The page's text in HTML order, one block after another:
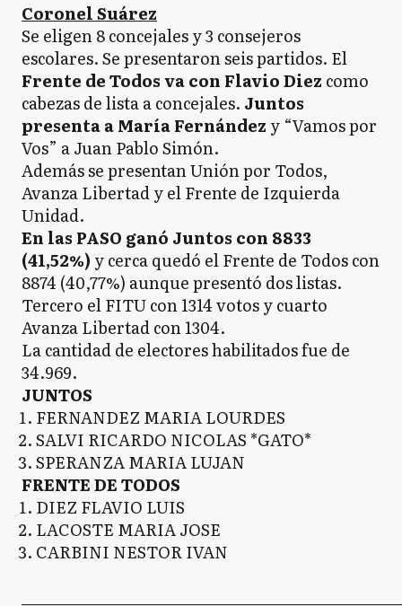
Coronel Suárez
Se eligen 8 concejales y 3 consejeros
escolares. Se presentaron seis partidos. El
Frente de Todos va con Flavio Diez como
cabezas de lista a concejales. Juntos
presenta a María Fernández y “Vamos por
Vos” a Juan Pablo Simón.
Además se presentan Unión por Todos,
Avanza Libertad y el Frente de Izquierda
Unidad.
En las PASO ganó Juntos con 8833
(41,52%) y cerca quedó el Frente de Todos con
8874 (40,77%) aunque presentó dos listas.
Tercero el FITU con 1314 votos y cuarto
Avanza Libertad con 1304.
La cantidad de electores habilitados fue de
34.969.
JUNTOS
FERNANDEZ MARIA LOURDES
SALVI RICARDO NICOLAS *GATO*
SPERANZA MARIA LUJAN
FRENTE DE TODOS
DIEZ FLAVIO LUIS
LACOSTE MARIA JOSE
CARBINI NESTOR IVAN